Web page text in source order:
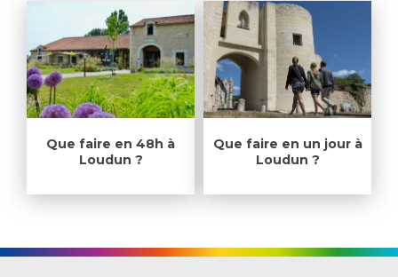
Que faire en 48h à
Loudun ?
Que faire en un jour à
Loudun ?